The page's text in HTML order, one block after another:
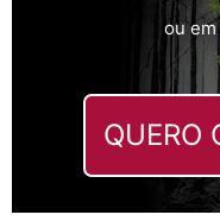
ou
QUERO